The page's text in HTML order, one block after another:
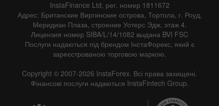
InstaFinance Ltd, рег. номер 1811672
Адрес: Британские Виргинские острова, Тортола, г. Роуд,
Меридиан Плаза, строение Уотерс Эдж, этаж 4.
Лицензия номер SIBA/L/14/1082 выдана BVI FSC
Послуги надаються під брендом ІнстаФорекс, який є
зареєстрованою торговою маркою.
Copyright © 2007-2026 InstaForex. Всі права захищені.
Фінансові послуги надаються InstaFintech Group.